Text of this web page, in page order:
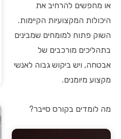
או מחפשים להרחיב את
היכולות המקצועיות הקיימות.
השוק פתוח למומחים שמבינים
בתהליכים מורכבים של
אבטחה, ויש ביקוש גבוה לאנשי
מקצוע מיומנים.
מה לומדים בקורס סייבר?